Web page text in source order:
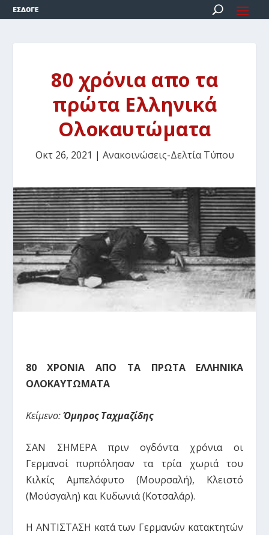
80 χρόνια απο τα
πρώτα Ελληνικά
Ολοκαυτώματα
Οκτ 26, 2021 | Ανακοινώσεις-Δελτία Τύπου
80 ΧΡΟΝΙΑ ΑΠΟ ΤΑ ΠΡΩΤΑ ΕΛΛΗΝΙΚΑ
ΟΛΟΚΑΥΤΩΜΑΤΑ
Κείμενο:Όμηρος Ταχμαζίδης
ΣΑΝ ΣΗΜΕΡΑ πριν ογδόντα χρόνια οι
Γερμανοί πυρπόλησαν τα τρία χωριά του
Κιλκίς Αμπελόφυτο (Μουρσαλή), Κλειστό
(Μούσγαλη) και Κυδωνιά (Κοτσαλάρ).
Η ΑΝΤΙΣΤΑΣΗ κατά των Γερμανών κατακτητών